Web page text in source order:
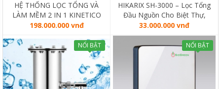
HỆ THỐNG LỌC TỔNG VÀ
LÀM MỀM 2 IN 1 KINETICO
4060S OD (MADE IN USA)
198.000.000 vnđ
HIKARIX SH-3000 – Lọc Tổng
Đầu Nguồn Cho Biệt Thự,
Liền Kề
33.000.000 vnđ
NỔI BẬT NỔI BẬT